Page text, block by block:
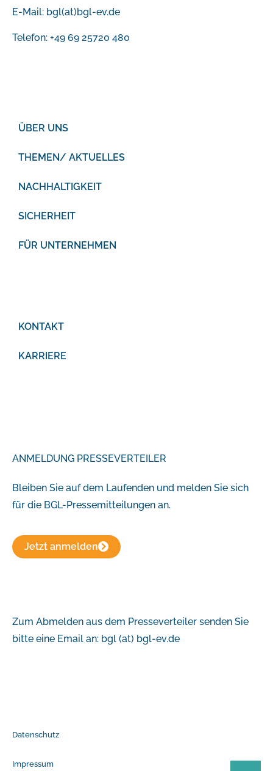
E-Mail: bgl(at)bgl-ev.de
Telefon: +49 69 25720 480
ÜBER UNS
THEMEN/ AKTUELLES
NACHHALTIGKEIT
SICHERHEIT
FÜR UNTERNEHMEN
KONTAKT
KARRIERE
ANMELDUNG PRESSEVERTEILER
Bleiben Sie auf dem Laufenden und melden Sie sich
für die BGL-Pressemitteilungen an.
Jetzt anmelden
Zum Abmelden aus dem Presseverteiler senden Sie
bitte eine Email an: bgl (at) bgl-ev.de
Datenschutz
Impressum